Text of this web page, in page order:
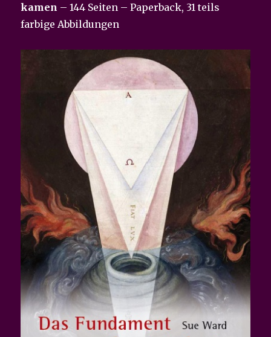
kamen – 144 Seiten – Paperback, 31 teils
farbige Abbildungen